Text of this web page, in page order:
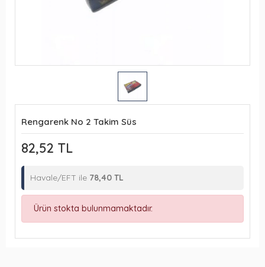
Rengarenk No 2 Takim Süs
82,52 TL
Havale/EFT ile 78,40 TL
Ürün stokta bulunmamaktadır.